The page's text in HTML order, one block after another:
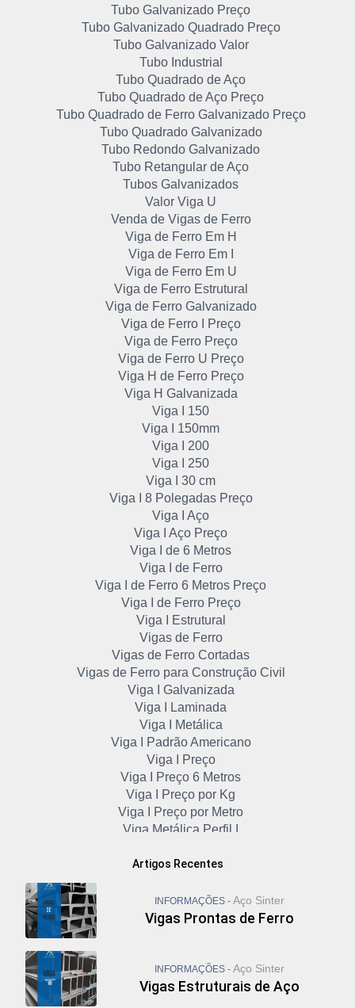
Tubo Galvanizado Preço
Tubo Galvanizado Quadrado Preço
Tubo Galvanizado Valor
Tubo Industrial
Tubo Quadrado de Aço
Tubo Quadrado de Aço Preço
Tubo Quadrado de Ferro Galvanizado Preço
Tubo Quadrado Galvanizado
Tubo Redondo Galvanizado
Tubo Retangular de Aço
Tubos Galvanizados
Valor Viga U
Venda de Vigas de Ferro
Viga de Ferro Em H
Viga de Ferro Em I
Viga de Ferro Em U
Viga de Ferro Estrutural
Viga de Ferro Galvanizado
Viga de Ferro I Preço
Viga de Ferro Preço
Viga de Ferro U Preço
Viga H de Ferro Preço
Viga H Galvanizada
Viga I 150
Viga I 150mm
Viga I 200
Viga I 250
Viga I 30 cm
Viga I 8 Polegadas Preço
Viga I Aço
Viga I Aço Preço
Viga I de 6 Metros
Viga I de Ferro
Viga I de Ferro 6 Metros Preço
Viga I de Ferro Preço
Viga I Estrutural
Vigas de Ferro
Vigas de Ferro Cortadas
Vigas de Ferro para Construção Civil
Viga I Galvanizada
Viga I Laminada
Viga I Metálica
Viga I Padrão Americano
Viga I Preço
Viga I Preço 6 Metros
Viga I Preço por Kg
Viga I Preço por Metro
Viga Metálica Perfil I
Viga U Aço
Viga U Enrijecida
Viga U Laminado
Viga U Metálica
Viga U Padrão Americano
Artigos Recentes
INFORMAÇÕES - Aço Sinter
Vigas Prontas de Ferro
INFORMAÇÕES - Aço Sinter
Vigas Estruturais de Aço